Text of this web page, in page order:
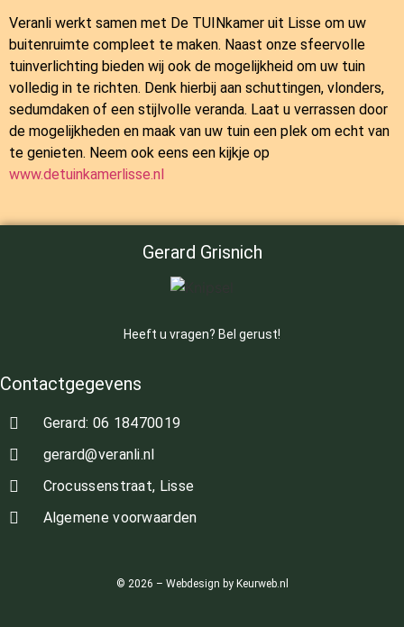
Veranli werkt samen met De TUINkamer uit Lisse om uw
buitenruimte compleet te maken. Naast onze sfeervolle
tuinverlichting bieden wij ook de mogelijkheid om uw tuin
volledig in te richten. Denk hierbij aan schuttingen, vlonders,
sedumdaken of een stijlvolle veranda. Laat u verrassen door
de mogelijkheden en maak van uw tuin een plek om echt van
te genieten. Neem ook eens een kijkje op
www.detuinkamerlisse.nl
Gerard Grisnich
Heeft u vragen? Bel gerust!
Contactgegevens
Gerard: 06 18470019
gerard@veranli.nl
Crocussenstraat, Lisse
Algemene voorwaarden
© 2026 – Webdesign by Keurweb.nl